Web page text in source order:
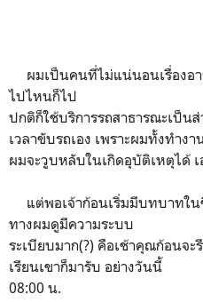
ผมเป็นคนที่ไม่แน่นอนเรื่องอา
ไปไหนก็ไป
ปกติก็ใช้บริการรถสาธารณะเป็น
เวลาขับรถเอง เพราะผมทั้งทำง
ผมจะวูบหลับในเกิดอุบัติเหตุได้ เ
แต่พอเจ้าก้อนเริ่มมีบทบาทใน
ทางผมดูมีความระบบ
ระเบียบมาก(?) คือเช้าคุณก้อนจ
เรียนเขาก็มารับ อย่างวันนี้
08:00 น.